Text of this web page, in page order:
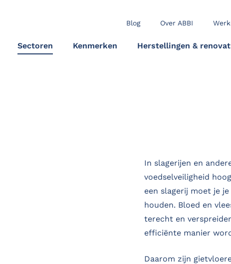
Blog Over ABBI
Sectoren Kenmerken Herstellingen &
In slagerijen en
voedselveiligheid
een slagerij moet je
houden. Bloed en
terecht en
efficiënte manier
Daarom zijn